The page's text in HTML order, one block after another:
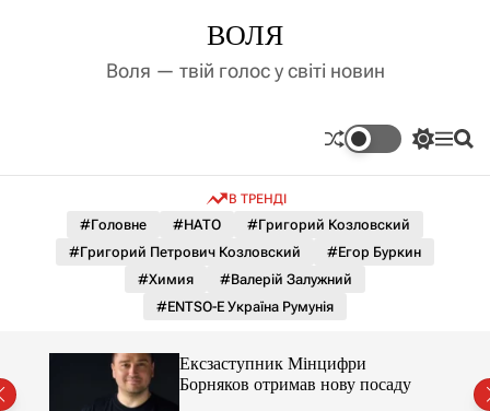
д
ВОЛЯ
Воля — твій голос у світі новин
П
м
к
о
М П
В ТРЕНДІ
#Головне #НАТО
#Григорий Козловский
#Григорий Петрович Козловский
#Егор Буркин
#Химия
#Валерій Залужний
#ENTSO-E Україна Румунія
за
Ексзаступник Мінцифри
Борняков отримав нову посаду